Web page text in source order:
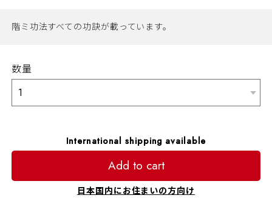
階ミ功法すべての功訣が載っています。
数量
International shipping available
Add to cart
日本国内にお住まいの方向け